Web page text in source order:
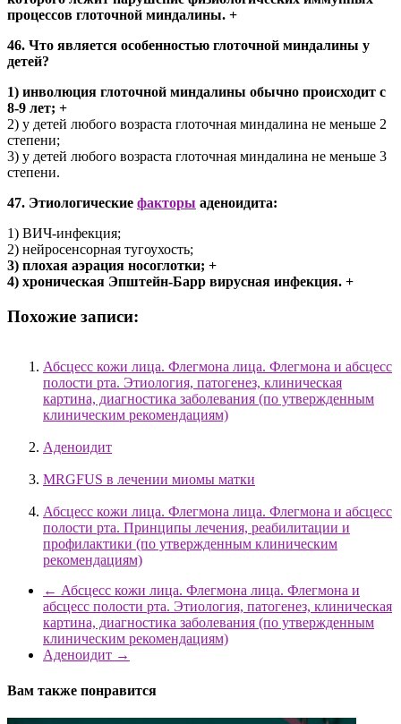
процессов глоточной миндалины. +
46. Что является особенностью глоточной миндалины у
детей?
1) инволюция глоточной миндалины обычно происходит с
8-9 лет; +
2) у детей любого возраста глоточная миндалина не меньше 2
степени;
3) у детей любого возраста глоточная миндалина не меньше 3
степени.
47. Этиологические факторы аденоидита:
1) ВИЧ-инфекция;
2) нейросенсорная тугоухость;
3) плохая аэрация носоглотки; +
4) хроническая Эпштейн-Барр вирусная инфекция. +
Похожие записи:
Абсцесс кожи лица. Флегмона лица. Флегмона и абсцесс
полости рта. Этиология, патогенез, клиническая
картина, диагностика заболевания (по утвержденным
клиническим рекомендациям)
Аденоидит
MRGFUS в лечении миомы матки
Абсцесс кожи лица. Флегмона лица. Флегмона и абсцесс
полости рта. Принципы лечения, реабилитации и
профилактики (по утвержденным клиническим
рекомендациям)
← Абсцесс кожи лица. Флегмона лица. Флегмона и
абсцесс полости рта. Этиология, патогенез, клиническая
картина, диагностика заболевания (по утвержденным
клиническим рекомендациям)
Аденоидит →
Вам также понравится